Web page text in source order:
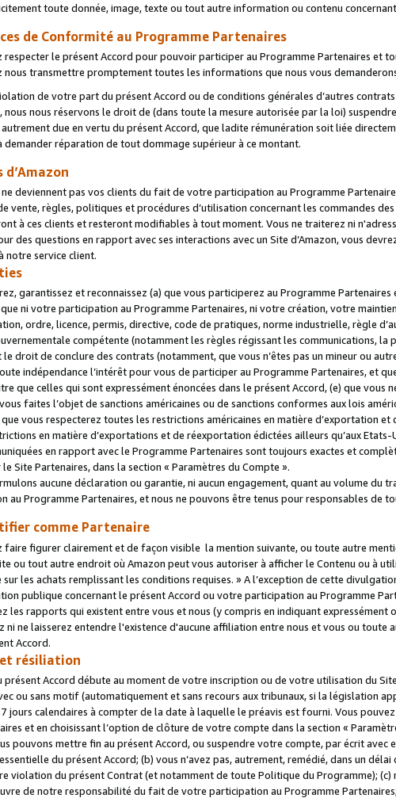
toute donnée, image, texte ou tout autre information ou contenu
de Conformité au Programme Partenaires
respecter le présent Accord pour pouvoir participer au Programme Partenaires et
nous transmettre promptement toutes les informations que nous vous
de votre part du présent Accord ou de conditions générales d’autres
nous nous réservons le droit de (dans toute la mesure autorisée par la loi)
due en vertu du présent Accord, que ladite rémunération soit liée
demander réparation de tout dommage supérieur à ce montant.
d’Amazon
deviennent pas vos clients du fait de votre participation au Programme
vente, règles, politiques et procédures d’utilisation concernant les commandes
à ces clients et resteront modifiables à tout moment. Vous ne traiterez ni
des questions en rapport avec ses interactions avec un Site d’Amazon, vous
notre service client.
garantissez et reconnaissez (a) que vous participerez au Programme
ni votre participation au Programme Partenaires, ni votre création, votre
ordre, licence, permis, directive, code de pratiques, norme industrielle, règle
compétente (notamment les règles régissant les communications, la
droit de conclure des contrats (notamment, que vous n’êtes pas un mineur ou
indépendance l’intérêt pour vous de participer au Programme Partenaires, et
que celles qui sont expressément énoncées dans le présent Accord, (e) que vous
faites l’objet de sanctions américaines ou de sanctions conformes aux lois
vous respecterez toutes les restrictions américaines en matière d’exportation
en matière d’exportations et de réexportation édictées ailleurs qu’aux
en rapport avec le Programme Partenaires sont toujours exactes et
Site Partenaires, dans la section « Paramètres du Compte ».
aucune déclaration ou garantie, ni aucun engagement, quant au volume
au Programme Partenaires, et nous ne pouvons être tenus pour responsables de
comme Partenaire
faire figurer clairement et de façon visible la mention suivante, ou toute autre
ou tout autre endroit où Amazon peut vous autoriser à afficher le Contenu ou à
sur les achats remplissant les conditions requises. » A l’exception de cette
publique concernant le présent Accord ou votre participation au Programme
les rapports qui existent entre vous et nous (y compris en indiquant
ni ne laisserez entendre l'existence d'aucune affiliation entre nous et vous ou
Accord.
et résiliation
présent Accord débute au moment de votre inscription ou de votre utilisation du
ou sans motif (automatiquement et sans recours aux tribunaux, si la législation
7 jours calendaires à compter de la date à laquelle le préavis est fourni. Vous
et en choisissant l’option de clôture de votre compte dans la section «
pouvons mettre fin au présent Accord, ou suspendre votre compte, par écrit avec
du présent Accord; (b) vous n’avez pas, autrement, remédié, dans un
violation du présent Contrat (et notamment de toute Politique du Programme);
de notre responsabilité du fait de votre participation au Programme